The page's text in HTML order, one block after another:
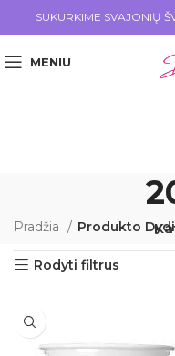
SUKURKIME SVAJONIŲ
MENIU
Pradžia Produkto
Rodyti filtrus